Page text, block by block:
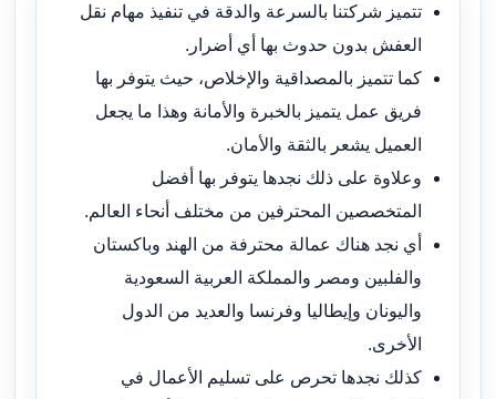
تتميز شركتنا بالسرعة والدقة في تنفيذ مهام نقل
العفش بدون حدوث بها أي أضرار.
كما تتميز بالمصداقية والإخلاص، حيث يتوفر بها
فريق عمل يتميز بالخبرة والأمانة وهذا ما يجعل
العميل يشعر بالثقة والأمان.
وعلاوة على ذلك نجدها يتوفر بها أفضل
المتخصصين المحترفين من مختلف أنحاء العالم.
أي نجد هناك عمالة محترفة من الهند وباكستان
والفلبين ومصر والمملكة العربية السعودية
واليونان وإيطاليا وفرنسا والعديد من الدول
الأخرى.
كذلك نجدها تحرص على تسليم الأعمال في